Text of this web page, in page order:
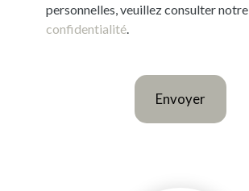
personnelles, veuillez consulter notre
confidentialité
Envoyer